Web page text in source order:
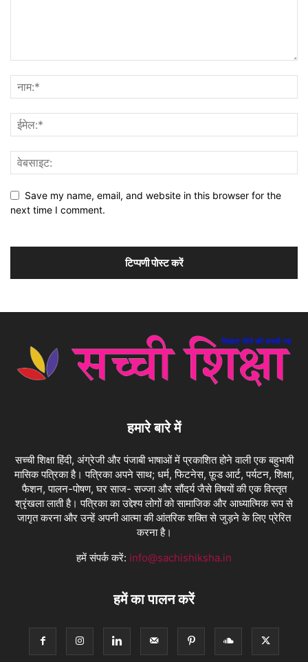
Save my name, email, and website in this browser for the
next time I comment.
हमारे बारे में
सच्ची शिक्षा हिंदी, अंग्रेजी और पंजाबी भाषाओं में प्रकाशित होने वाली एक बहुभाषी
मासिक पत्रिका है। पत्रिका अपने साथ; धर्म, फिटनेस, फ़ूड आर्ट, पर्यटन, शिक्षा,
फैशन, पालन-पोषण, घर साज- सज्जा और सौंदर्य जैसे विषयों की एक विस्तृत
श्रृंखला लाती है। पत्रिका का उद्देश्य लोगों को सामाजिक और आध्यात्मिक रूप से
जागृत करना और उन्हें अपनी आत्मा की आंतरिक शक्ति से जुड़ने के लिए प्रेरित
करना है।
हमें संपर्क करें: info@sachishiksha.in
हमें का पालन करें